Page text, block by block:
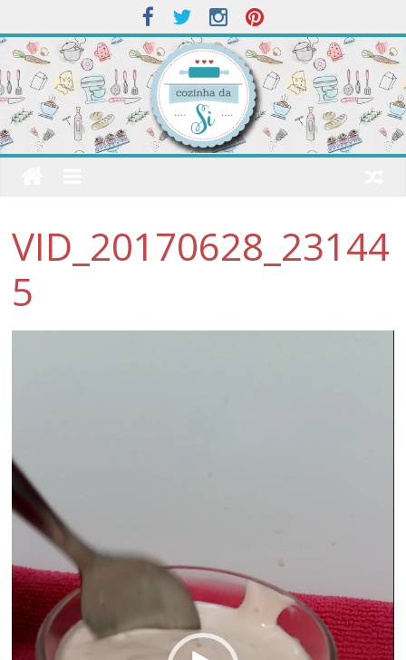
VID_20170628_23144
5